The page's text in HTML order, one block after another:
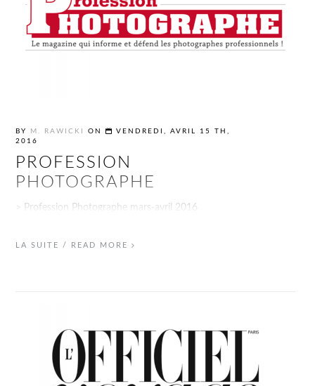
BY M. RAWICKI ON
VENDREDI, AVRIL 15 TH,
2016
PROFESSION
PHOTOGRAPHE
> Profession Photographe mars-avril 2016
LA SUITE / READ MORE